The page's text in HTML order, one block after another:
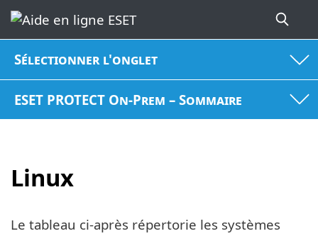
Sélectionner l'onglet
ESET PROTECT On-Prem – Sommaire
Linux
Le tableau ci-après répertorie les systèmes